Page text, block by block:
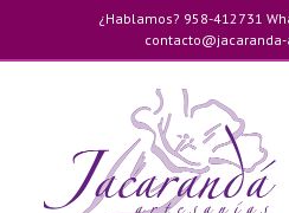
contenido
¿Hablamos? 958-412731